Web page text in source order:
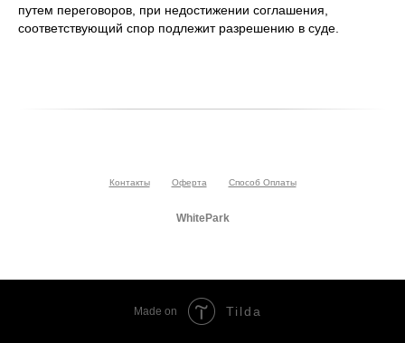
путем переговоров, при недостижении соглашения,
соответствующий спор подлежит разрешению в суде.
Контакты Оферта Способ Оплаты
WhitePark
Made on Tilda